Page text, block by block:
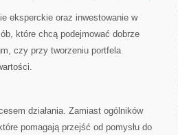
eksperckie oraz inwestowanie w
które chcą podejmować dobrze
czy przy tworzeniu portfela
działania. Zamiast ogólników
pomagają przejść od pomysłu do